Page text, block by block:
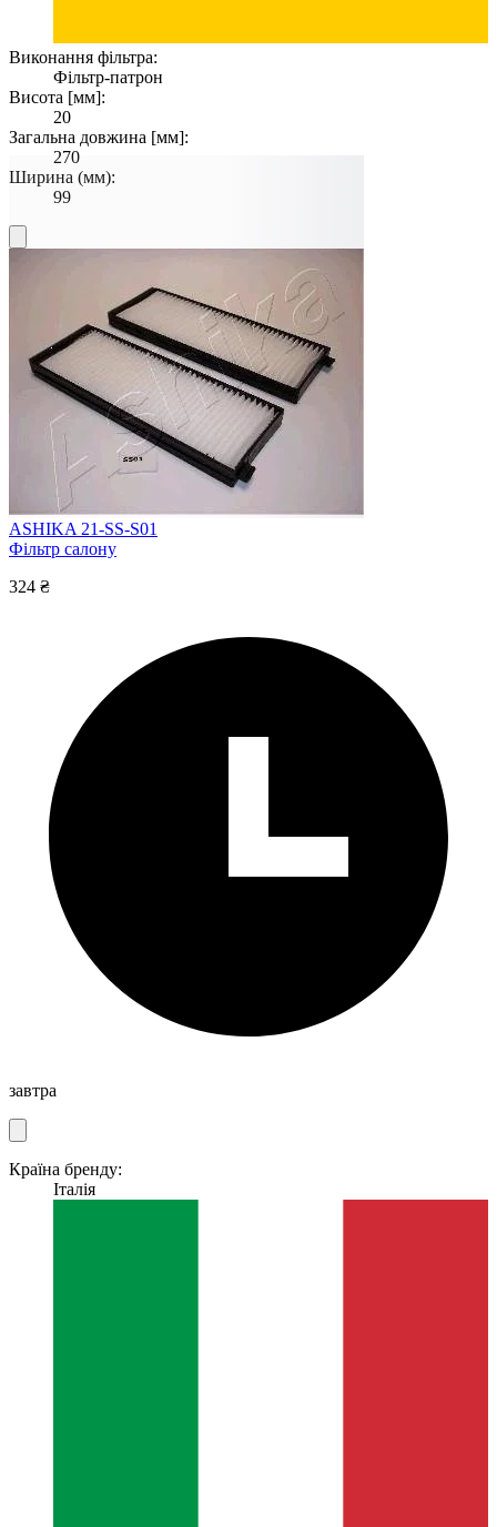
Виконання фільтра:
Фільтр-патрон
Висота [мм]:
20
Загальна довжина [мм]:
270
Ширина (мм):
99
ASHIKA 21-SS-S01
Фільтр салону
324 ₴
завтра
Країна бренду:
Італія